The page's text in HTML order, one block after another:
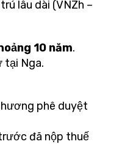
lâu dài (VNZh –
10 năm.
tại Nga.
phê duyệt
đã nộp thuế